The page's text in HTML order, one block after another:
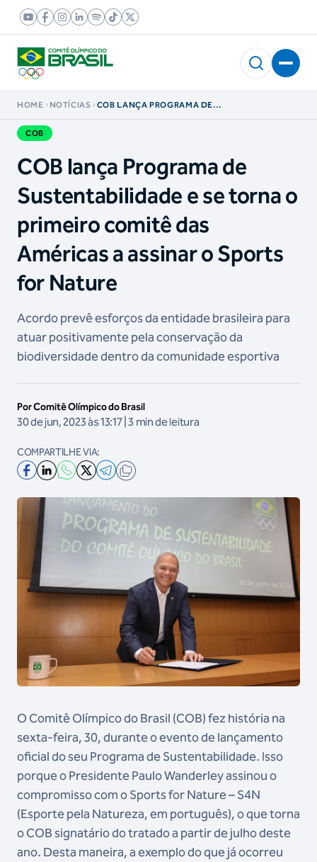
HOME NOTÍCIAS
COB LANÇA PROGRAMA DE
COB
COB lança Programa de
Sustentabilidade e se torna o
primeiro comitê das
Américas a assinar o Sports
for Nature
Acordo prevê esforços da entidade brasileira para
atuar positivamente pela conservação da
biodiversidade dentro da comunidade esportiva
Por Comitê Olímpico do Brasil
30 de jun, 2023 às 13:17 | 3 min de leitura
COMPARTILHE VIA:
O Comitê Olímpico do Brasil (COB) fez história na
sexta-feira, 30, durante o evento de lançamento
oficial do seu Programa de Sustentabilidade. Isso
porque o Presidente Paulo Wanderley assinou o
compromisso com o Sports for Nature – S4N
(Esporte pela Natureza, em português), o que torna
o COB signatário do tratado a partir de julho deste
ano. Desta maneira, a exemplo do que já ocorreu